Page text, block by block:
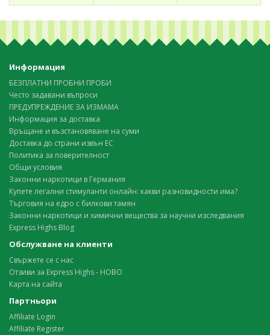
Информация
БЕЗПЛАТНИ ПРОБНИ ПРОБИ
Често задавани въпроси
ПРЕДУПРЕЖДЕНИЕ ЗА ИЗМАМА
Информация за доставка
Връщане и възстановяване на суми
Доставка до страни извън ЕС
Политика за поверителност
Общи условия
Законни наркотици в Германия
Купете легални стимуланти онлайн: какви разновидности има?
Търговия на едро с билкови тамян
Законни наркотици и химични вещества за научни изследвания
Express Highs Blog
Обслужване на клиенти
Свържете се с нас
Отзиви за Express Highs - НОВО
Карта на сайта
Партньори
Affiliate Login
Affiliate Register